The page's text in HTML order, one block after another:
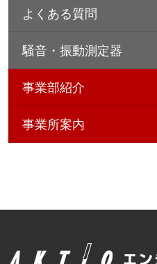
よくある質問
騒音・振動測定器
事業部紹介
事業所案内